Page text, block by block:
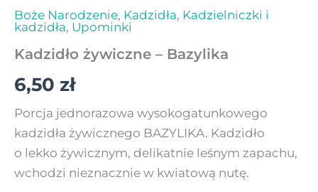
Boże Narodzenie, Kadzidła, Kadzielniczki i
kadzidła, Upominki
Kadzidło żywiczne – Bazylika
6,50 zł
Porcja jednorazowa wysokogatunkowego
kadzidła żywicznego BAZYLIKA. Kadzidło
o lekko żywicznym, delikatnie leśnym zapachu,
wchodzi nieznacznie w kwiatową nutę.